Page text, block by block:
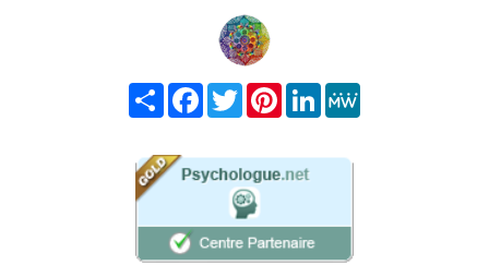
Share FacebookTwitterPinterest
LinkedIn